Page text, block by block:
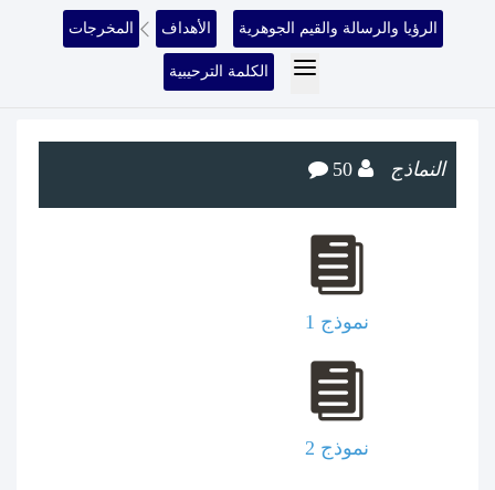
المخرجات الأهداف الرؤيا والرسالة والقيم الجوهرية
الكلمة الترحيبية
النماذج 50
نموذج 1
نموذج 2